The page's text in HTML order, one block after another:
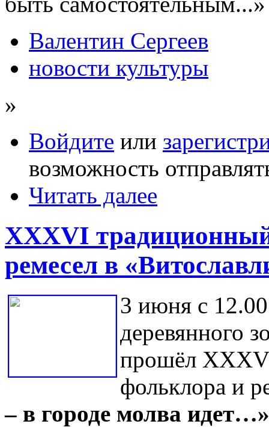
Валентин Сергеев
новости культуры
»
Войдите или
возможность
Читать далее
XXXVI
ремесел в
3 июня с
деревянного
прошёл
фольклора и
– в городе молва